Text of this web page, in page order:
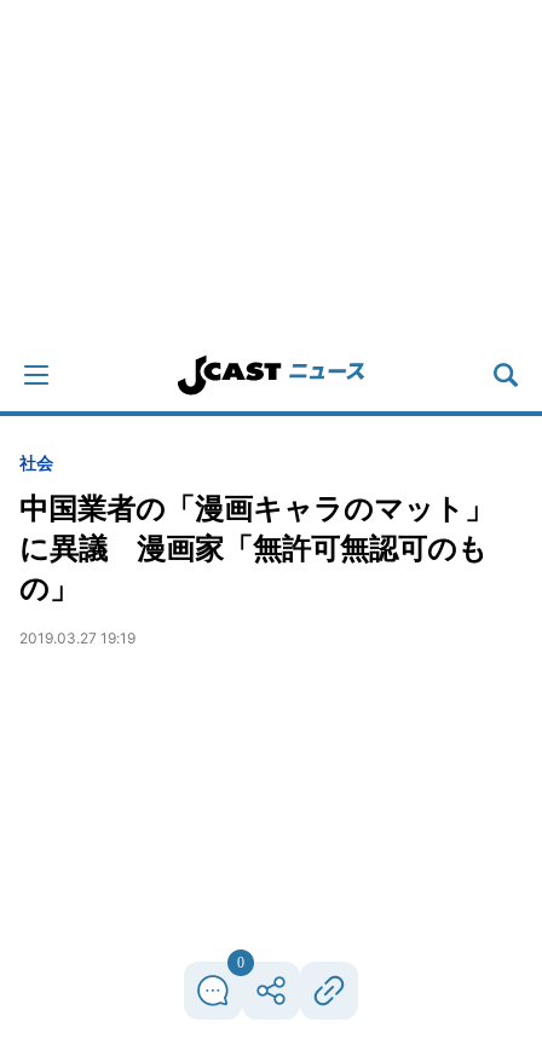
社会
中国業者の「漫画キャラのマット」
に異議 漫画家「無許可無認可のも
の」
2019.03.27 19:19
0